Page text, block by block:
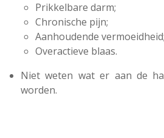
Prikkelbare darm;
Chronische pijn;
Aanhoudende vermoeidheid;
Overactieve blaas.
Niet weten wat er aan de
worden.